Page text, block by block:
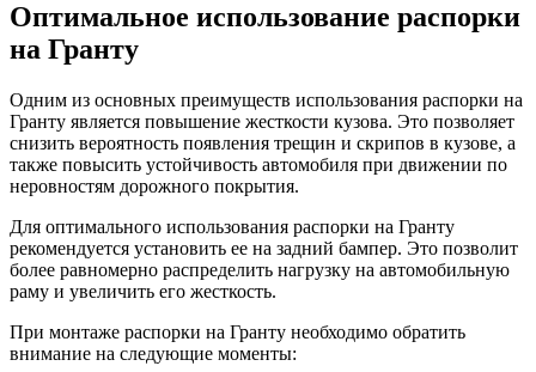
Оптимальное использование распорки
на Гранту
Одним из основных преимуществ использования распорки на
Гранту является повышение жесткости кузова. Это позволяет
снизить вероятность появления трещин и скрипов в кузове, а
также повысить устойчивость автомобиля при движении по
неровностям дорожного покрытия.
Для оптимального использования распорки на Гранту
рекомендуется установить ее на задний бампер. Это позволит
более равномерно распределить нагрузку на автомобильную
раму и увеличить его жесткость.
При монтаже распорки на Гранту необходимо обратить
внимание на следующие моменты: